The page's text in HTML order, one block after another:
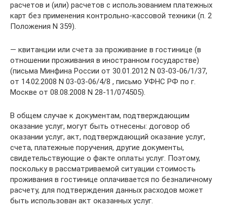
расчетов и (или) расчетов с использованием платежных
карт без применения контрольно-кассовой техники (п. 2
Положения N 359).
— квитанции или счета за проживание в гостинице (в
отношении проживания в иностранном государстве)
(письма Минфина России от 30.01.2012 N 03-03-06/1/37,
от 14.02.2008 N 03-03-06/4/8 , письмо УФНС РФ по г.
Москве от 08.08.2008 N 28-11/074505).
В общем случае к документам, подтверждающим
оказание услуг, могут быть отнесены: договор об
оказании услуг, акт, подтверждающий оказание услуг,
счета, платежные поручения, другие документы,
свидетельствующие о факте оплаты услуг. Поэтому,
поскольку в рассматриваемой ситуации стоимость
проживания в гостинице оплачивается по безналичному
расчету, для подтверждения данных расходов может
быть использован акт оказанных услуг.